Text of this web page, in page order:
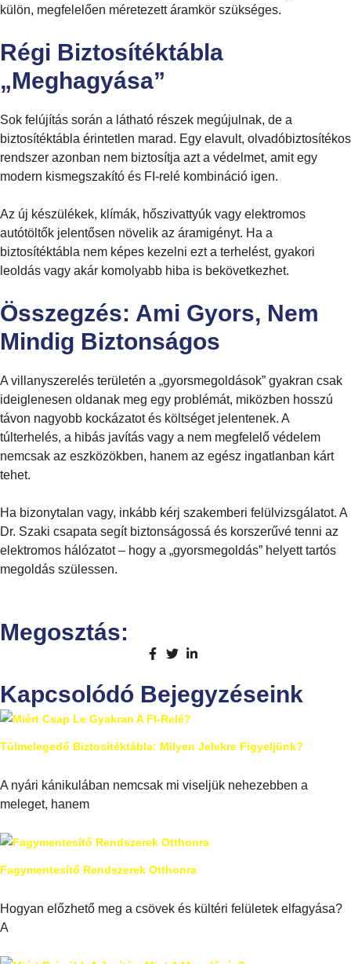
külön, megfelelően méretezett áramkör szükséges.
Régi Biztosítéktábla
„meghagyása”
Sok felújítás során a látható részek megújulnak, de a
biztosítéktábla érintetlen marad. Egy elavult, olvadóbiztosítékos
rendszer azonban nem biztosítja azt a védelmet, amit egy
modern kismegszakító és FI-relé kombináció igen.
Az új készülékek, klímák, hőszivattyúk vagy elektromos
autótöltők jelentősen növelik az áramigényt. Ha a
biztosítéktábla nem képes kezelni ezt a terhelést, gyakori
leoldás vagy akár komolyabb hiba is bekövetkezhet.
Összegzés: Ami Gyors, Nem
Mindig Biztonságos
A villanyszerelés területén a „gyorsmegoldások” gyakran csak
ideiglenesen oldanak meg egy problémát, miközben hosszú
távon nagyobb kockázatot és költséget jelentenek. A
túlterhelés, a hibás javítás vagy a nem megfelelő védelem
nemcsak az eszközökben, hanem az egész ingatlanban kárt
tehet.
Ha bizonytalan vagy, inkább kérj szakemberi felülvizsgálatot. A
Dr. Szaki csapata segít biztonságossá és korszerűvé tenni az
elektromos hálózatot – hogy a „gyorsmegoldás” helyett tartós
megoldás szülessen.
Megosztás:
Kapcsolódó Bejegyzéseink
Túlmelegedő Biztosítéktábla: Milyen Jelekre Figyeljünk?
A nyári kánikulában nemcsak mi viseljük nehezebben a
meleget, hanem
Fagymentesítő Rendszerek Otthonra
Hogyan előzhető meg a csövek és kültéri felületek elfagyása?
A